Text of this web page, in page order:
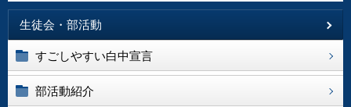
生徒会・部活動
すごしやすい白中宣言
部活動紹介